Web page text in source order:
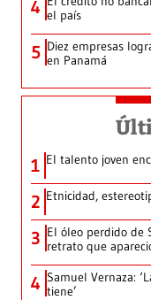
4 el país
5 Diez empresas
en Panamá
1 El talento joven
2 Etnicidad,
3 El óleo perdido de
retrato que
4 Samuel Vernaza:
tiene’